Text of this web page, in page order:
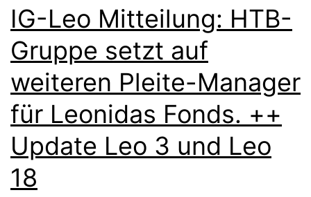
IG-Leo Mitteilung: HTB-
Gruppe setzt auf
weiteren Pleite-Manager
für Leonidas Fonds. ++
Update Leo 3 und Leo
18